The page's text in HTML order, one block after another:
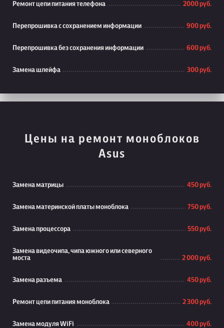
Ремонт цепи питания телефона 2000 руб.
Перепрошивка с сохранением информации 900 руб.
Перепрошивка без сохранения информации 600 руб.
Замена шлейфа 300 руб.
Цены на ремонт моноблоков
Asus
Замена матрицы 450 руб.
Замена материнской платы моноблока 750 руб.
Замена процессора 550 руб.
Замена видеочипа, чипа южного или северного
моста
2 000 руб.
Замена разъема 450 руб.
Ремонт цепи питания моноблока 2 300 руб.
Замена модуля WiFi 400 руб.